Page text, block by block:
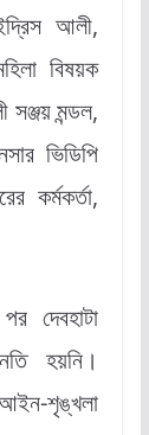
আলী,
বিষয়ক
সঞ্জয় মন্ডল,
ভিডিপি
কর্মকর্তা,
দেবহাটা
হয়নি।
শৃঙ্খলা